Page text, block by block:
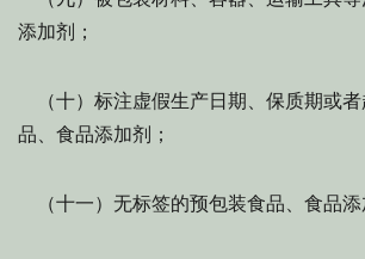
添加剂；
（十）标注虚假生产日期、保质期或
品、食品添加剂；
（十一）无标签的预包装食品、食品添